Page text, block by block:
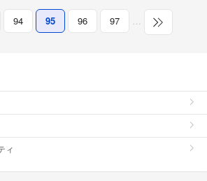
94 95 96 97 …
ィ